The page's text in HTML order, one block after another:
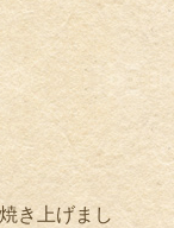
き上げまし